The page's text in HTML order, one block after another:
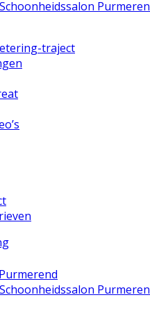
traject